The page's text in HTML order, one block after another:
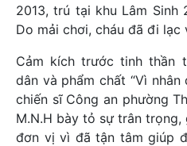
2013, trú tại khu Lâm Sinh
Do mải chơi, cháu đã đi lạc
Cảm kích trước tinh thần
dân và phẩm chất “Vì
chiến sĩ Công an phường
M.N.H bày tỏ sự trân
đơn vị vì đã tận tâm giúp